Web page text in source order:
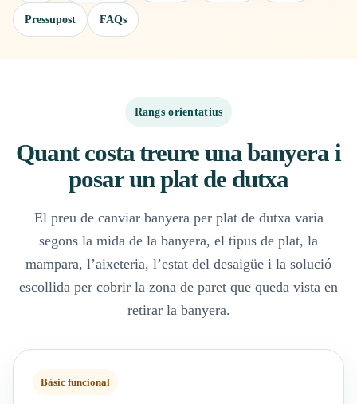
Pressupost FAQs
Rangs orientatius
Quant costa treure una banyera i
posar un plat de dutxa
El preu de canviar banyera per plat de dutxa varia
segons la mida de la banyera, el tipus de plat, la
mampara, l’aixeteria, l’estat del desaigüe i la solució
escollida per cobrir la zona de paret que queda vista en
retirar la banyera.
Bàsic funcional